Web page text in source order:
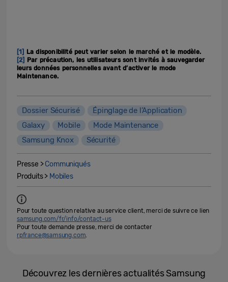
[1]
La disponibilité peut varier selon le marché et le modèle.
[2]
Par précaution, les utilisateurs sont invités à sauvegarder
leurs données personnelles avant d’activer le mode
Maintenance.
Dossier Sécurisé
Épinglage de l’Application
Galaxy
Mobile
Mode Maintenance
Samsung Knox
Sécurité
Presse >Communiqués
Produits > Mobiles
Pour toute question relative au service client, merci de suivre ce lien
samsung.com/fr/info/contact-us
Pour toute demande presse, merci de contacter
rpfrance@samsung.com.
Découvrez les dernières actualités Samsung